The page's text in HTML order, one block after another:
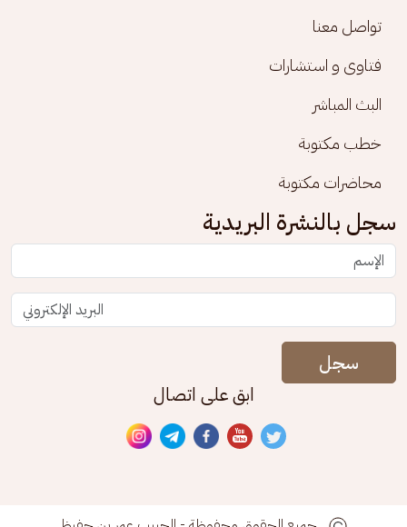
تواصل معنا
فتاوى و استشارات
البث المباشر
خطب مكتوبة
محاضرات مكتوبة
سجل بالنشرة البريدية
سجل
ابق على اتصال